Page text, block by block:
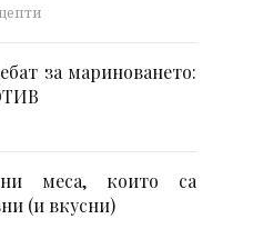
за мариноването:
меса, които са
(и вкусни)